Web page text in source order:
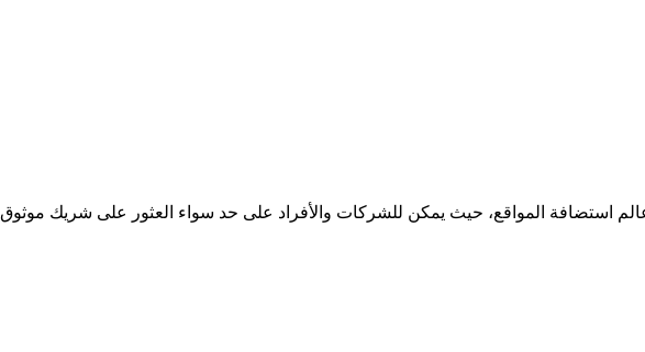
استضافة المواقع، حيث يمكن للشركات والأفراد على حد سواء العثور على شريك موثوق